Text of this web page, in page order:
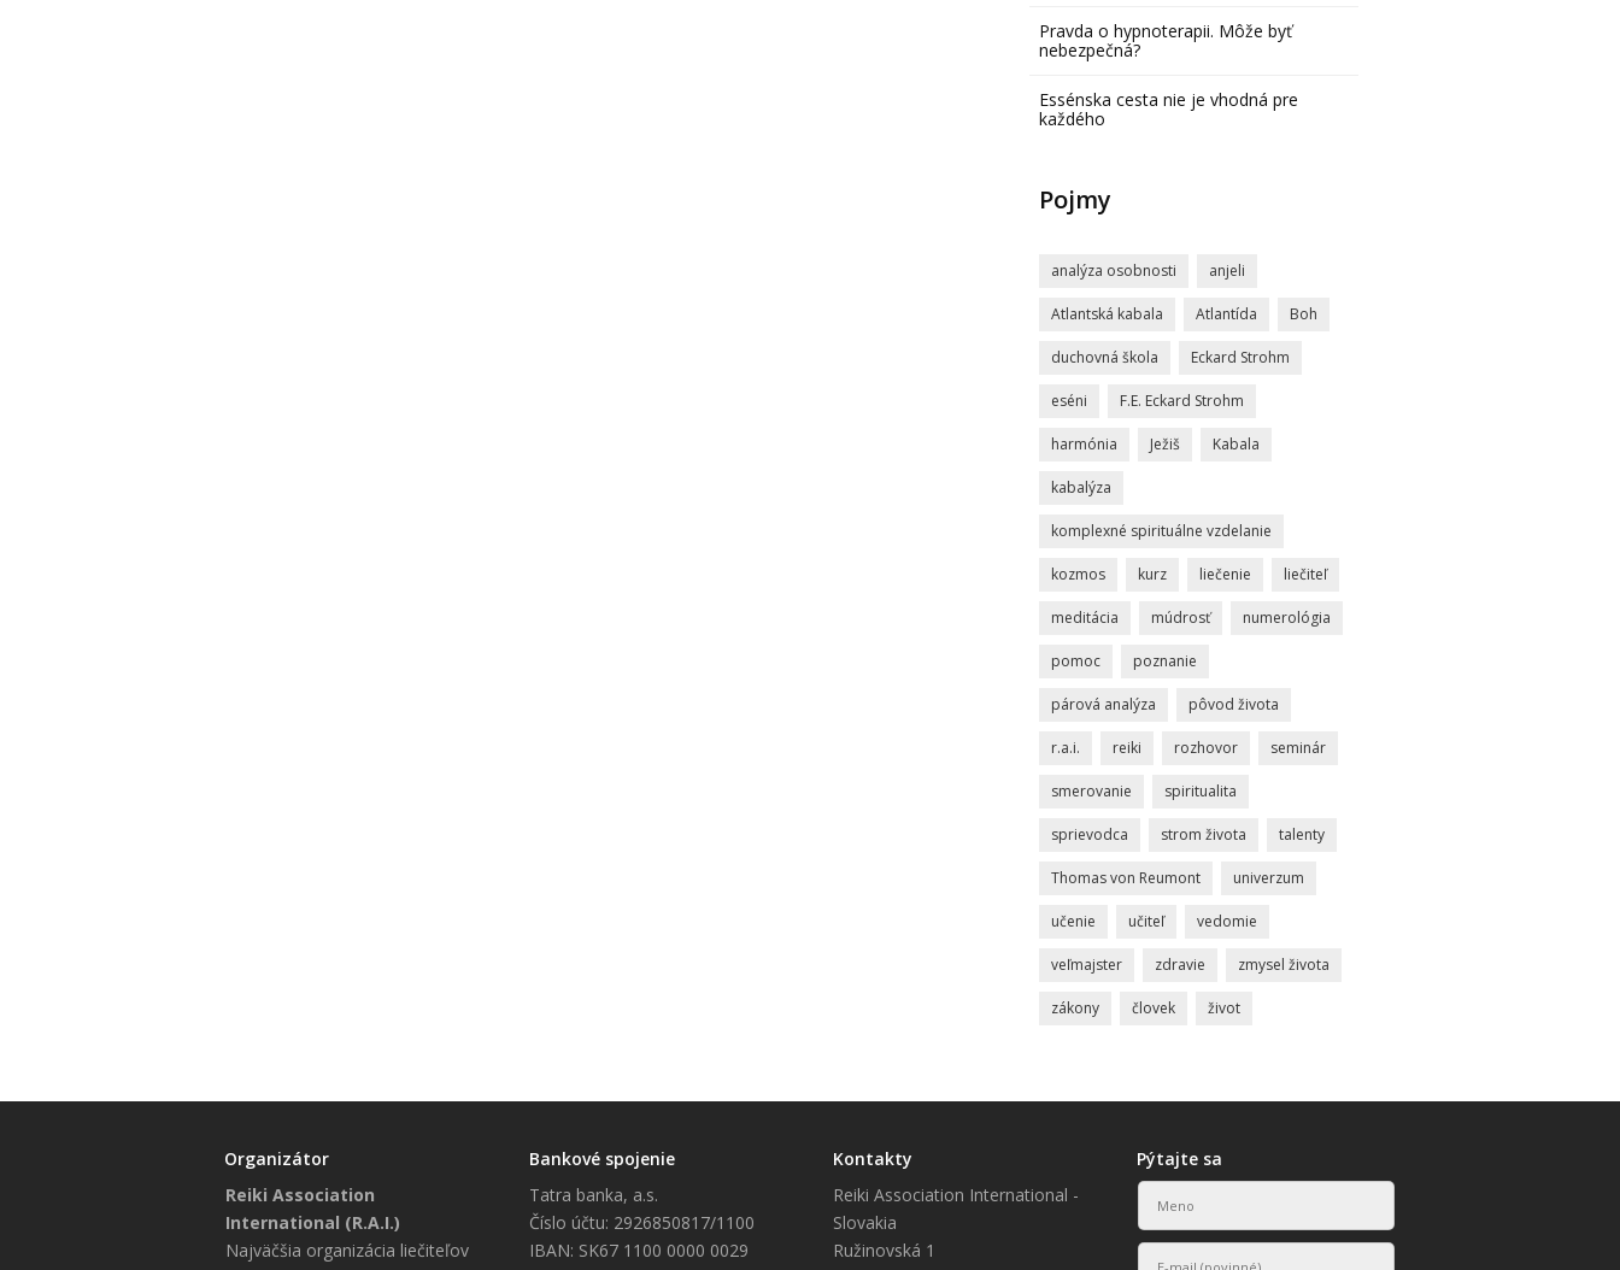
Pravda o hypnoterapii. Môže byť
nebezpečná?
Essénska cesta nie je vhodná pre
každého
Pojmy
analýza osobnosti anjeli
Atlantská kabala Atlantída Boh
duchovná škola Eckard Strohm
eséni F.E. Eckard Strohm
harmónia Ježiš Kabala
kabalýza
komplexné spirituálne vzdelanie
kozmos kurz liečenie liečiteľ
meditácia múdrosť numerológia
pomoc poznanie
párová analýza pôvod života
r.a.i. reiki rozhovor seminár
smerovanie spiritualita
sprievodca strom života talenty
Thomas von Reumont univerzum
učenie učiteľ vedomie
veľmajster zdravie zmysel života
zákony človek život
Organizátor
Reiki Association
International (R.A.I.)
Najväčšia organizácia liečiteľov
Bankové spojenie
Tatra banka, a.s.
Číslo účtu: 2926850817/1100
IBAN: SK67 1100 0000 0029
Kontakty
Reiki Association International -
Slovakia
Ružinovská 1
Pýtajte sa